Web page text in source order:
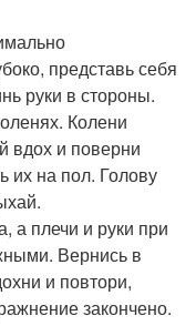
представь себя
руки в стороны.
Колени
вдох и поверни
их на пол. Голову
а плечи и руки при
Вернись в
и повтори,
закончено.